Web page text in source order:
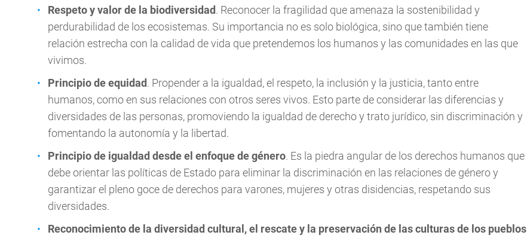
Respeto y valor de la biodiversidad. Reconocer la fragilidad que amenaza la sostenibilidad y
perdurabilidad de los ecosistemas. Su importancia no es solo biológica, sino que también tiene
relación estrecha con la calidad de vida que pretendemos los humanos y las comunidades en las que
vivimos.
Principio de equidad. Propender a la igualdad, el respeto, la inclusión y la justicia, tanto entre
humanos, como en sus relaciones con otros seres vivos. Esto parte de considerar las diferencias y
diversidades de las personas, promoviendo la igualdad de derecho y trato jurídico, sin discriminación y
fomentando la autonomía y la libertad.
Principio de igualdad desde el enfoque de género. Es la piedra angular de los derechos humanos que
debe orientar las políticas de Estado para eliminar la discriminación en las relaciones de género y
garantizar el pleno goce de derechos para varones, mujeres y otras disidencias, respetando sus
diversidades.
Reconocimiento de la diversidad cultural, el rescate y la preservación de las culturas de los pueblos